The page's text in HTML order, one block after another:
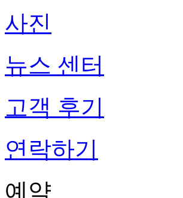
사진
뉴스 센터
고객 후기
연락하기
예약